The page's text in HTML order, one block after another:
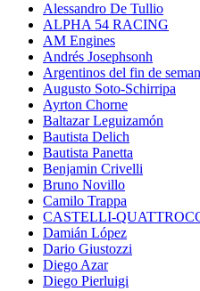
Alessandro De Tullio
ALPHA 54 RACING
AM Engines
Andrés Josephsonh
Argentinos del fin de
Augusto Soto-Schirripa
Ayrton Chorne
Baltazar Leguizamón
Bautista Delich
Bautista Panetta
Benjamin Crivelli
Bruno Novillo
Camilo Trappa
CASTELLI-
Damián López
Dario Giustozzi
Diego Azar
Diego Pierluigi